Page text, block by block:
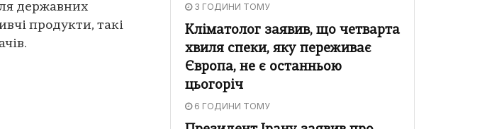
державних
продукти, такі
3 ГОДИНИ ТОМУ
Кліматолог заявив, що четварта
хвиля спеки, яку переживає
Європа, не є останньою
цьогоріч
6 ГОДИНИ ТОМУ